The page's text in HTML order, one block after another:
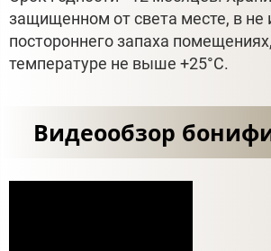
защищенном от света месте, в
постороннего запаха
температуре не выше +25°С.
Видеообзор